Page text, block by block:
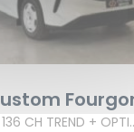
300 L1H1 2.0